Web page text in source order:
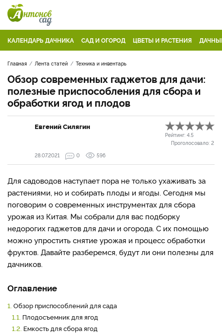
КАЛЕНДАРЬ ДАЧНИКА САД И ОГОРОД ЦВЕТЫ И РАСТЕНИЯ
Главная Лента статей Техника и инвентарь
Обзор современных гаджетов для дачи:
полезные приспособления для сбора и
обработки ягод и плодов
Евгений Силягин
Рейтинг: 4.5
Проголосовало: 2
28.07.2021
0 596
Для садоводов наступает пора не только ухаживать за
растениями, но и собирать плоды и ягоды. Сегодня мы
поговорим о современных инструментах для сбора
урожая из Китая. Мы собрали для вас подборку
недорогих гаджетов для дачи и огорода. С их помощью
можно упростить снятие урожая и процесс обработки
фруктов. Давайте разберемся, будут ли они полезны для
дачников.
Оглавление
1. Обзор приспособлений для сада
1.1. Плодосъемник для ягод
1.2. Емкость для сбора ягод